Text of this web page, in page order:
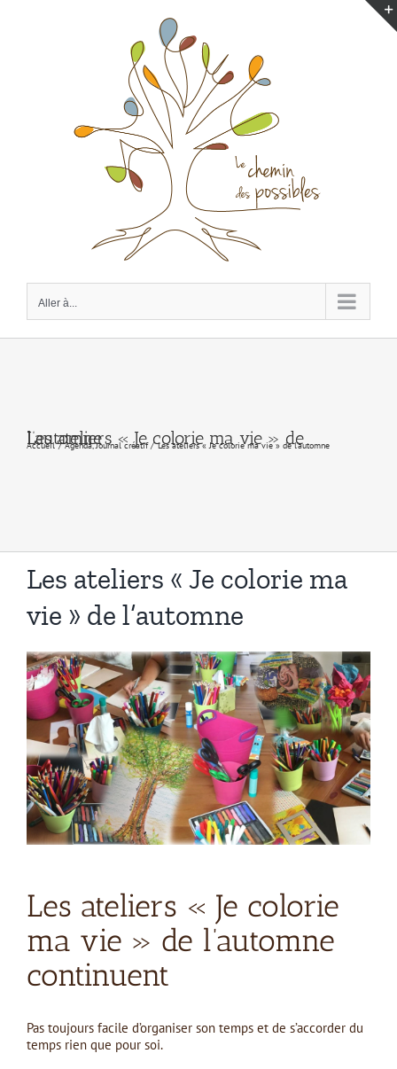
Aller à...
Les ateliers « Je colorie ma vie » de l’automne
Accueil Agenda Journal créatif Les ateliers « Je colorie ma vie » de l’automne
Les ateliers « Je colorie ma
vie » de l’automne
Les ateliers « Je colorie
ma vie » de l’automne
continuent
Pas toujours facile d’organiser son temps et de s’accorder du
temps rien que pour soi.